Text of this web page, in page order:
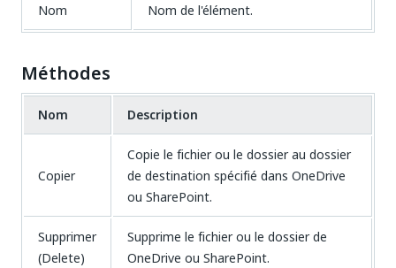
Nom Nom de l'élément.
Méthodes
Nom Description
Copier
Copie le fichier ou le dossier au dossier
de destination spécifié dans OneDrive
ou SharePoint.
Supprimer
(Delete)
Supprime le fichier ou le dossier de
OneDrive ou SharePoint.